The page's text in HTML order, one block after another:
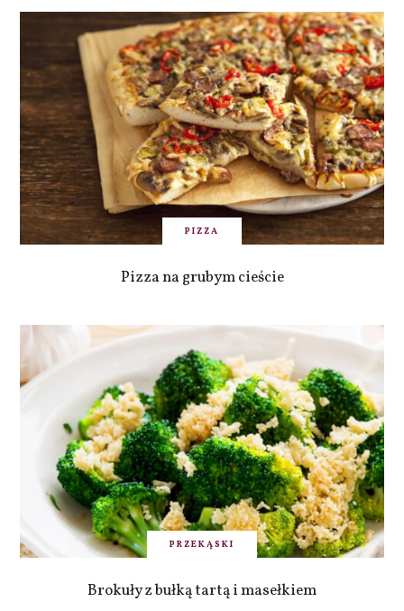
PIZZA
Pizza na grubym cieście
PRZEKĄSKI
Brokuły z bułką tartą i masełkiem